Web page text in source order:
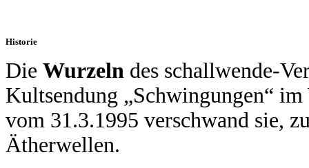
Historie
Die Wurzeln des schallwende-
Kultsendung „Schwingungen“
vom 31.3.1995 verschwand sie,
Ätherwellen.